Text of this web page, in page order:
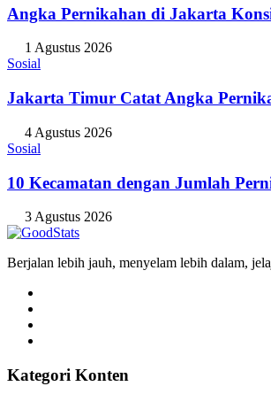
Angka Pernikahan di Jakarta
1 Agustus 2026
Sosial
Jakarta Timur Catat Angka
4 Agustus 2026
Sosial
10 Kecamatan dengan Jumlah
3 Agustus 2026
Berjalan lebih jauh, menyelam lebih dalam,
Kategori Konten